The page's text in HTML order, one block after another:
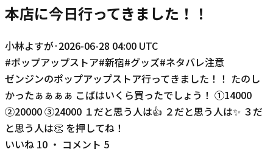
本店に今日行ってきました！！
小林よすが·2026-06-28 04:00 UTC
#ポップアップストア#新宿#グッズ#ネタバレ注意
ゼンジンのポップアップストア行ってきました！！ たのし
かったぁぁぁぁ こばはいくら買ったでしょう！ ①14000
②20000 ③24000 １だと思う人は👍 ２だと思う人は✨ ３だ
と思う人は👏 を押してね！
いいね 10 ・ コメント 5